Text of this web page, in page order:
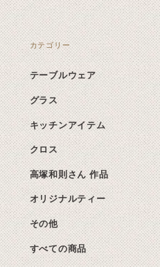
カテゴリー
テーブルウェア
グラス
キッチンアイテム
クロス
高塚和則さん 作品
オリジナルティー
その他
すべての商品